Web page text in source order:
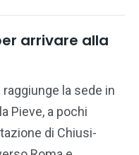
arrivare alla
la sede in
Pieve, a pochi
di Chiusi-